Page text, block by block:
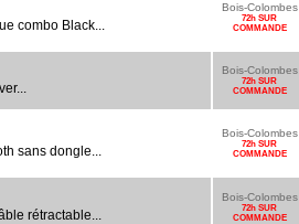
combo Black...
Bois-Colombes
72h SUR
COMMANDE
Bois-Colombes
72h SUR
COMMANDE
sans dongle...
Bois-Colombes
72h SUR
COMMANDE
rétractable...
Bois-Colombes
72h SUR
COMMANDE